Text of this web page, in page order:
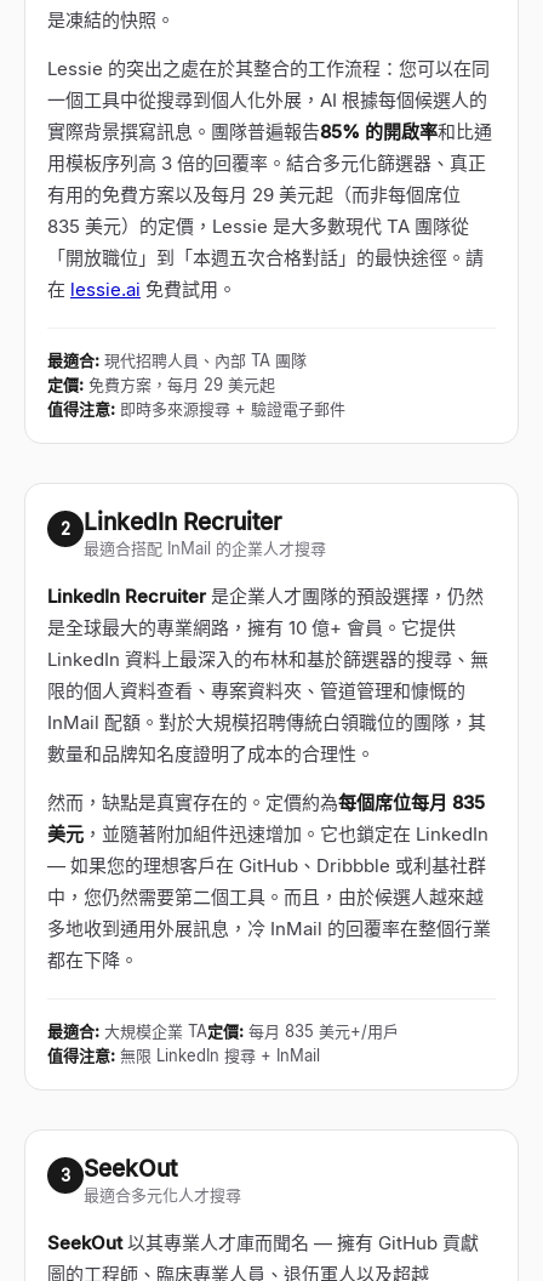
是凍結的快照。
Lessie 的突出之處在於其整合的工作流程：您可以在同
一個工具中從搜尋到個人化外展，AI 根據每個候選人的
實際背景撰寫訊息。團隊普遍報告85% 的開啟率和比通
用模板序列高 3 倍的回覆率。結合多元化篩選器、真正
有用的免費方案以及每月 29 美元起（而非每個席位
835 美元）的定價，Lessie 是大多數現代 TA 團隊從
「開放職位」到「本週五次合格對話」的最快途徑。請
在 lessie.ai 免費試用。
最適合: 現代招聘人員、內部 TA 團隊
定價: 免費方案，每月 29 美元起
值得注意: 即時多來源搜尋 + 驗證電子郵件
2 LinkedIn Recruiter
最適合搭配 InMail 的企業人才搜尋
LinkedIn Recruiter是企業人才團隊的預設選擇，仍然
是全球最大的專業網路，擁有 10 億+ 會員。它提供
LinkedIn 資料上最深入的布林和基於篩選器的搜尋、無
限的個人資料查看、專案資料夾、管道管理和慷慨的
InMail 配額。對於大規模招聘傳統白領職位的團隊，其
數量和品牌知名度證明了成本的合理性。
然而，缺點是真實存在的。定價約為每個席位每月 835
美元 ，並隨著附加組件迅速增加。它也鎖定在 LinkedIn
— 如果您的理想客戶在 GitHub、Dribbble 或利基社群
中，您仍然需要第二個工具。而且，由於候選人越來越
多地收到通用外展訊息，冷 InMail 的回覆率在整個行業
都在下降。
最適合: 大規模企業 TA定價: 每月 835 美元+/用戶
值得注意: 無限 LinkedIn 搜尋 + InMail
3 SeekOut
最適合多元化人才搜尋
SeekOut以其專業人才庫而聞名 — 擁有 GitHub 貢獻
圖的工程師、臨床專業人員、退伍軍人以及超越